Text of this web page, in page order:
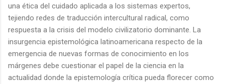
una ética del cuidado aplicada a los sistemas expertos,
tejiendo redes de traducción intercultural radical, como
respuesta a la crisis del modelo civilizatorio dominante. La
insurgencia epistemológica latinoamericana respecto de la
emergencia de nuevas formas de conocimiento en los
márgenes debe cuestionar el papel de la ciencia en la
actualidad donde la epistemología crítica pueda florecer como